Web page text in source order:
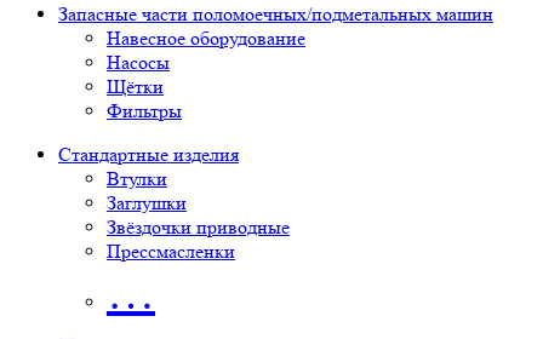
Запасные части поломоечных/подметальных машин
Навесное оборудование
Насосы
Щётки
Фильтры
Стандартные изделия
Втулки
Заглушки
Звёздочки приводные
Прессмасленки
…